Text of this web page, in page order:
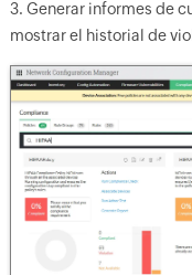
3. Generar informes de
mostrar el historial de